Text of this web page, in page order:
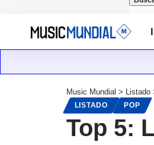
Music Mundial > Listado
LISTADO POP
Top 5: